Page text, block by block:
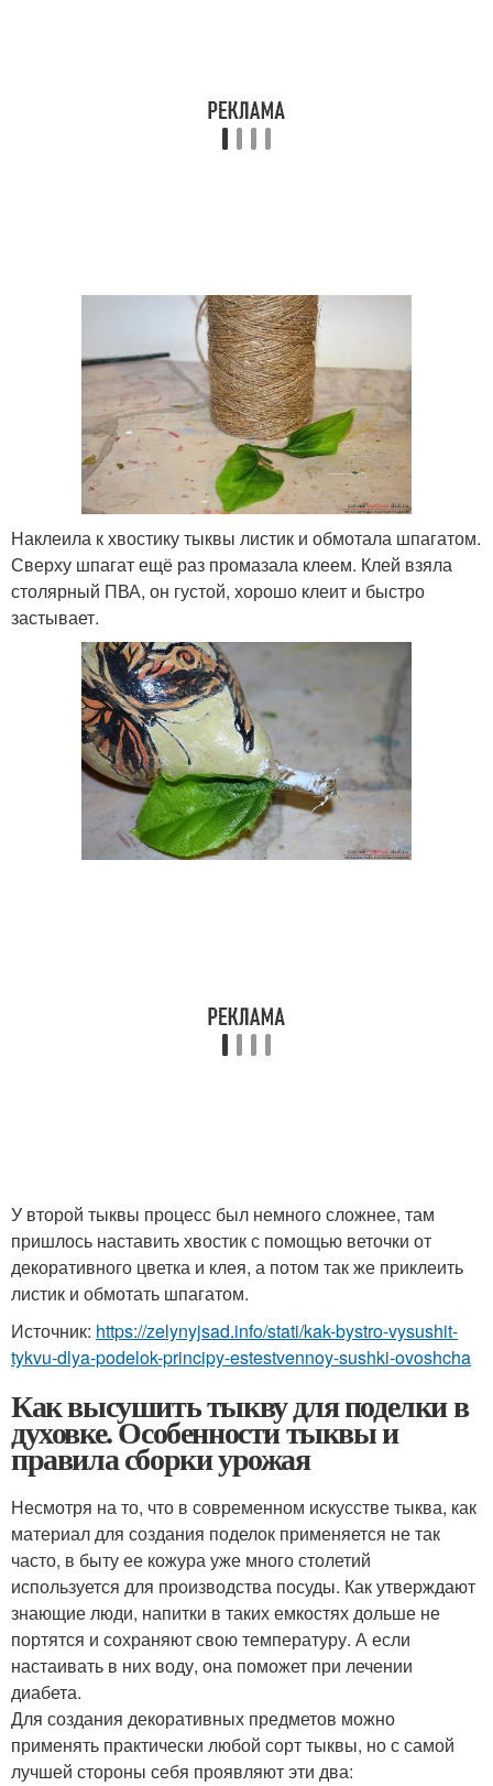
Наклеила к хвостику тыквы листик и обмотала шпагатом.
Сверху шпагат ещё раз промазала клеем. Клей взяла
столярный ПВА, он густой, хорошо клеит и быстро
застывает.
У второй тыквы процесс был немного сложнее, там
пришлось наставить хвостик с помощью веточки от
декоративного цветка и клея, а потом так же приклеить
листик и обмотать шпагатом.
Источник: https://zelynyjsad.info/stati/kak-bystro-vysushit-
tykvu-dlya-podelok-principy-estestvennoy-sushki-ovoshcha
Как высушить тыкву для поделки в
духовке. Особенности тыквы и
правила сборки урожая
Несмотря на то, что в современном искусстве тыква, как
материал для создания поделок применяется не так
часто, в быту ее кожура уже много столетий
используется для производства посуды. Как утверждают
знающие люди, напитки в таких емкостях дольше не
портятся и сохраняют свою температуру. А если
настаивать в них воду, она поможет при лечении
диабета.
Для создания декоративных предметов можно
применять практически любой сорт тыквы, но с самой
лучшей стороны себя проявляют эти два: